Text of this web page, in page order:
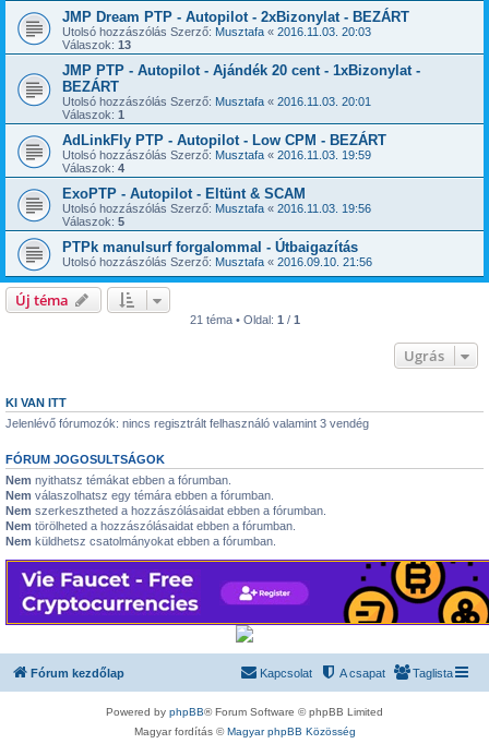
JMP Dream PTP - Autopilot - 2xBizonylat - BEZÁRT
Utolsó hozzászólás Szerző: Musztafa « 2016.11.03. 20:03
Válaszok: 13
JMP PTP - Autopilot - Ajándék 20 cent - 1xBizonylat -
BEZÁRT
Utolsó hozzászólás Szerző: Musztafa « 2016.11.03. 20:01
Válaszok: 1
AdLinkFly PTP - Autopilot - Low CPM - BEZÁRT
Utolsó hozzászólás Szerző: Musztafa « 2016.11.03. 19:59
Válaszok: 4
ExoPTP - Autopilot - Eltünt & SCAM
Utolsó hozzászólás Szerző: Musztafa « 2016.11.03. 19:56
Válaszok: 5
PTPk manulsurf forgalommal - Útbaigazítás
Utolsó hozzászólás Szerző: Musztafa « 2016.09.10. 21:56
Új téma
21 téma • Oldal: 1 / 1
Ugrás
KI VAN ITT
Jelenlévő fórumozók: nincs regisztrált felhasználó valamint 3 vendég
FÓRUM JOGOSULTSÁGOK
Nem nyithatsz témákat ebben a fórumban.
Nem válaszolhatsz egy témára ebben a fórumban.
Nem szerkesztheted a hozzászólásaidat ebben a fórumban.
Nem törölheted a hozzászólásaidat ebben a fórumban.
Nem küldhetsz csatolmányokat ebben a fórumban.
Fórum kezdőlap Taglista
A csapat
Kapcsolat
Powered by phpBB® Forum Software © phpBB Limited
Magyar fordítás ©Magyar phpBB Közösség